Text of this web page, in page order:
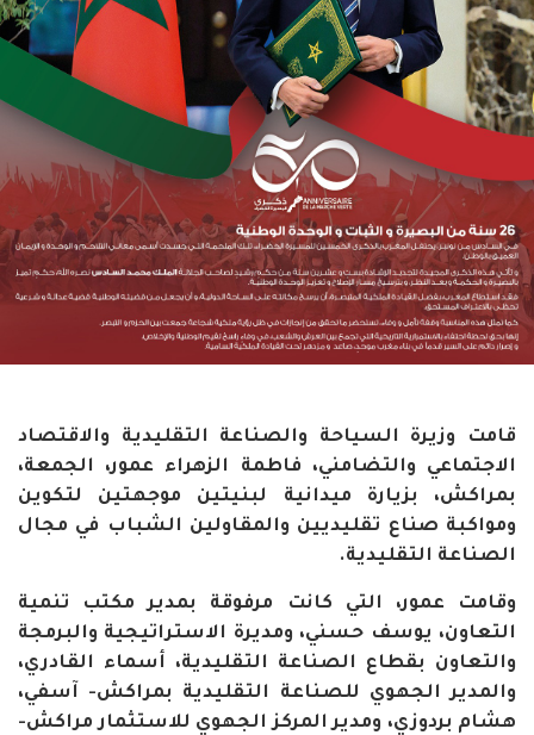
قامت وزيرة السياحة والصناعة التقليدية والاقتصاد
الاجتماعي والتضامني، فاطمة الزهراء عمور، الجمعة،
بمراكش، بزيارة ميدانية لبنيتين موجهتين لتكوين
ومواكبة صناع تقليديين والمقاولين الشباب في مجال
الصناعة التقليدية.
وقامت عمور، التي كانت مرفوقة بمدير مكتب تنمية
التعاون، يوسف حسني، ومديرة الاستراتيجية والبرمجة
والتعاون بقطاع الصناعة التقليدية، أسماء القادري،
والمدير الجهوي للصناعة التقليدية بمراكش- آسفي،
هشام بردوزي، ومدير المركز الجهوي للاستثمار مراكش-